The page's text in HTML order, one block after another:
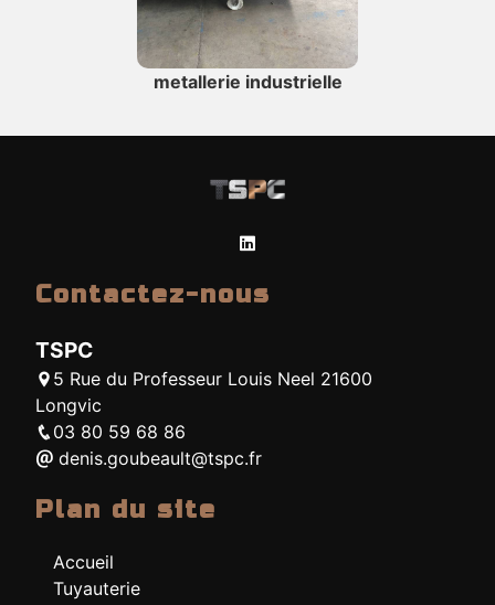
metallerie industrielle
Contactez-nous
TSPC
5 Rue du Professeur Louis Neel 21600
Longvic
03 80 59 68 86
denis.goubeault@tspc.fr
Plan du site
Accueil
Tuyauterie